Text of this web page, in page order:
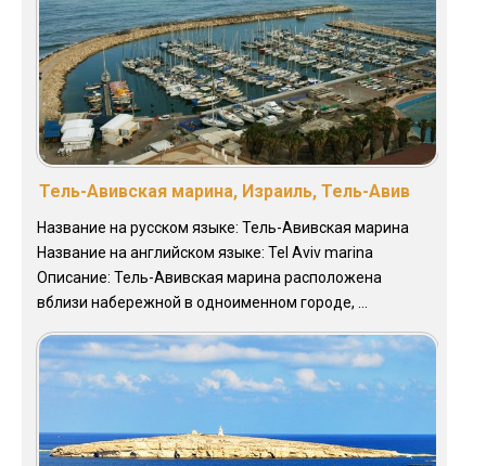
Тель-Авивская марина, Израиль, Тель-Авив
Название на русском языке: Тель-Авивская марина
Название на английском языке: Tel Aviv marina
Описание: Тель-Авивская марина расположена
вблизи набережной в одноименном городе, ...